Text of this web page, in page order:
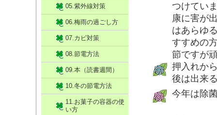
つけてい
康に害が
はあらゆ
すすめの
節ですが
押入れか
後は出来
今年は除
05.紫外線対策
06.梅雨の過ごし方
07.カビ対策
08.節電方法
09.本（読書週間）
10.冬の節電方法
11.お菓子の容器の使
い方